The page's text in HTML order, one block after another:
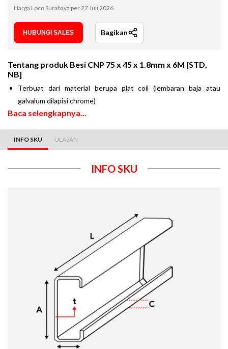
Harga Loco Surabaya per27 Juli 2026
HUBUNGI SALES Bagikan
Tentang produk Besi CNP 75 x 45 x 1.8mm x 6M [STD,
NB]
Terbuat dari material berupa plat coil (lembaran baja atau
galvalum dilapisi chrome)
Baca selengkapnya...
INFO SKU ULASAN
INFO SKU